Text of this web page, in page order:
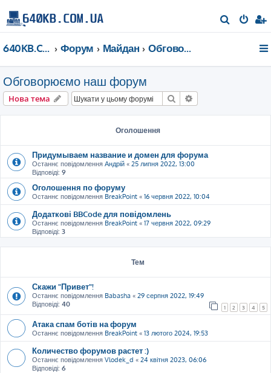
о
640KB.COM.UA Форум Майдан Обговорюємо наш форум
Обговорюємо наш форум
Нова тема Пошук
Оголошення
Придумываем название и домен для форума
Останнє повідомлення Андрій « 25 липня 2022, 13:00
Відповіді: 9
Оголошення по форуму
Останнє повідомлення BreakPoint « 16 червня 2022, 10:04
Додаткові BBCode для повідомлень
Останнє повідомлення BreakPoint « 17 червня 2022, 09:29
Відповіді: 3
Тем
Скажи "Привет"!
Останнє повідомлення Babasha « 29 серпня 2022, 19:49
Відповіді: 40 1 2 3 4 5
Атака спам ботів на форум
Останнє повідомлення BreakPoint « 13 лютого 2024, 19:53
Количество форумов растет :)
Останнє повідомлення Vlodek_d « 24 квітня 2023, 06:06
Відповіді: 6